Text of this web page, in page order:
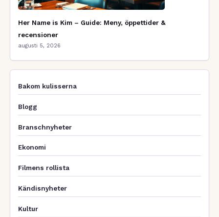
Her Name is Kim – Guide: Meny, öppettider &
recensioner
augusti 5, 2026
Bakom kulisserna
Blogg
Branschnyheter
Ekonomi
Filmens rollista
Kändisnyheter
Kultur